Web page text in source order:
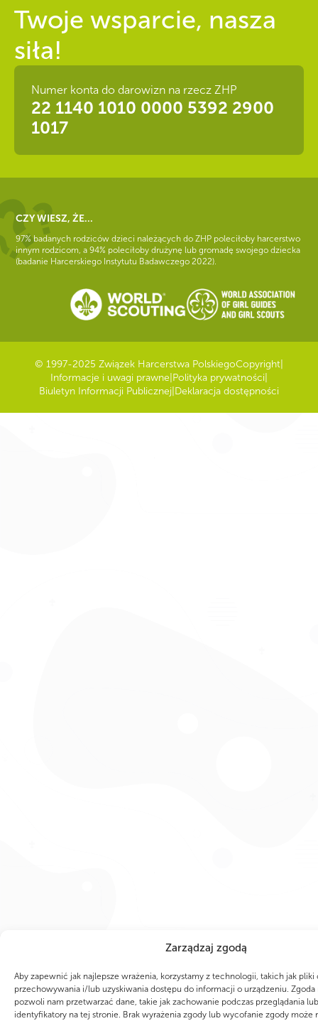
Zarządzaj zgodą
Aby zapewnić jak najlepsze wrażenia, korzystamy z technologii, takich jak pliki
przechowywania i/lub uzyskiwania dostępu do informacji o urządzeniu.
pozwoli nam przetwarzać dane, takie jak zachowanie podczas przeglądania
identyfikatory na tej stronie. Brak wyrażenia zgody lub wycofanie zgody może
Twoje wsparcie, nasza
siła!
Numer konta do darowizn na rzecz ZHP
22 1140 1010 0000 5392 2900
1017
CZY WIESZ, ŻE...
97% badanych rodziców dzieci należących do ZHP poleciłoby harcerstwo
innym rodzicom, a 94% poleciłoby drużynę lub gromadę swojego dziecka
(badanie Harcerskiego Instytutu Badawczego 2022).
© 1997-2025 Związek Harcerstwa PolskiegoCopyright
Informacje i uwagi prawne Polityka prywatności
Biuletyn Informacji Publicznej Deklaracja dostępności